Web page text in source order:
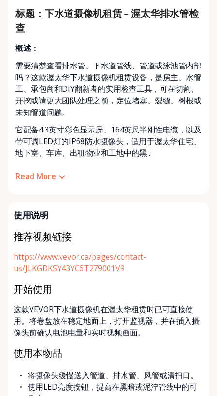
标题：下水道摄像机租赁 – 渥太华排水管检
查
概述：
需要清楚查看排水管、下水道管线、管道或泳池管内部
吗？这款渥太华下水道摄像机租赁设备，是房主、水管
工、承包商和DIY翻新者的实用检查工具，可在切割、
开挖或请更大团队处理之前，定位堵塞、裂缝、树根或
未知管道问题。
它配备4.3英寸彩色显示屏、164英尺半刚性电缆，以及
带可调LED灯的IP68防水摄像头，适用于渥太华住宅、
地下室、车库、出租物业和工地中的黑...
Read More
使用说明
推荐视频链接
https://www.vevor.ca/pages/contact-
us/JLKGDKSY43YC6T279001V9
开始使用
这款VEVOR下水道摄像机在渥太华租赁时已可直接使
用。将卷盘放在稳定地面上，打开监视器，并在插入摄
像头前确认电池电量和实时视频画面。
使用本物品
将摄像头缓慢送入管道、排水管、风管或清扫口。
使用LED亮度按钮，提高在黑暗或泥泞管线中的可